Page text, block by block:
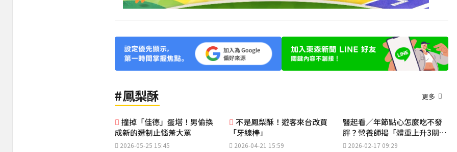
#鳳梨酥 更多
撞掉「佳德」蛋塔！男偷換
成新的遭制止惱羞大罵
2026-05-25 15:45
不是鳳梨酥！遊客來台改買
「牙線棒」
2026-04-21 15:59
醫起看／年節點心怎麼吃不發
胖？營養師揭「體重上升3關
鍵」 聰明吃過好年
2026-02-17 09:29